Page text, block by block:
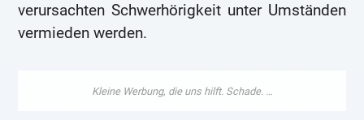
verursachten Schwerhörigkeit unter Umständen
vermieden werden.